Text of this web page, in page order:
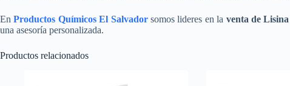
EnProductos Químicos El Salvadorsomos lideres en la venta de
una asesoría personalizada.
Productos relacionados